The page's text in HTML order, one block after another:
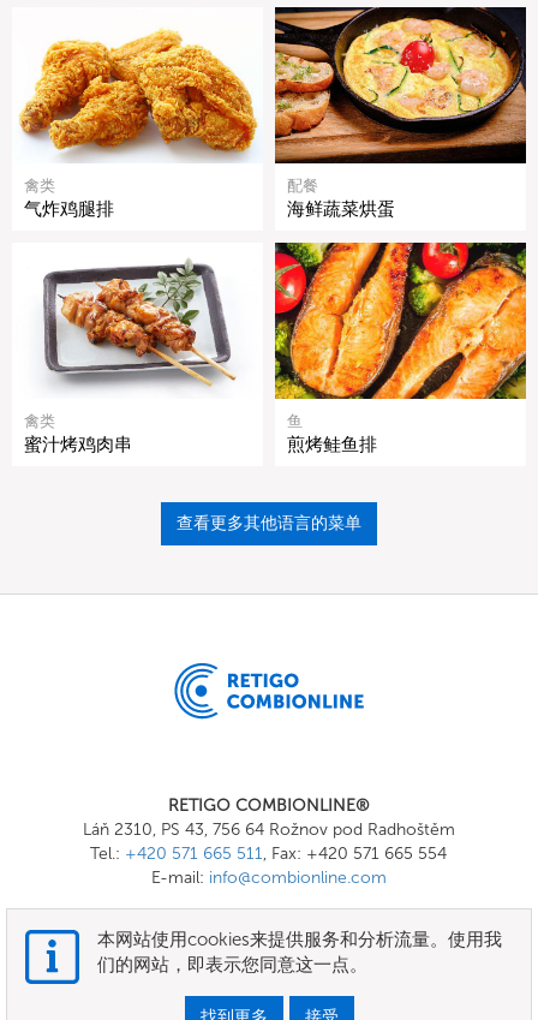
禽类
气炸鸡腿排
配餐
海鲜蔬菜烘蛋
禽类
蜜汁烤鸡肉串
鱼
煎烤鲑鱼排
查看更多其他语言的菜单
RETIGO COMBIONLINE®
Láň 2310, PS 43, 756 64 Rožnov pod Radhoštěm
Tel.: +420 571 665 511, Fax: +420 571 665 554
E-mail: info@combionline.com
OnlineMenu
条款和条件
本网站使用cookies来提供服务和分析流量。使用我
们的网站，即表示您同意这一点。